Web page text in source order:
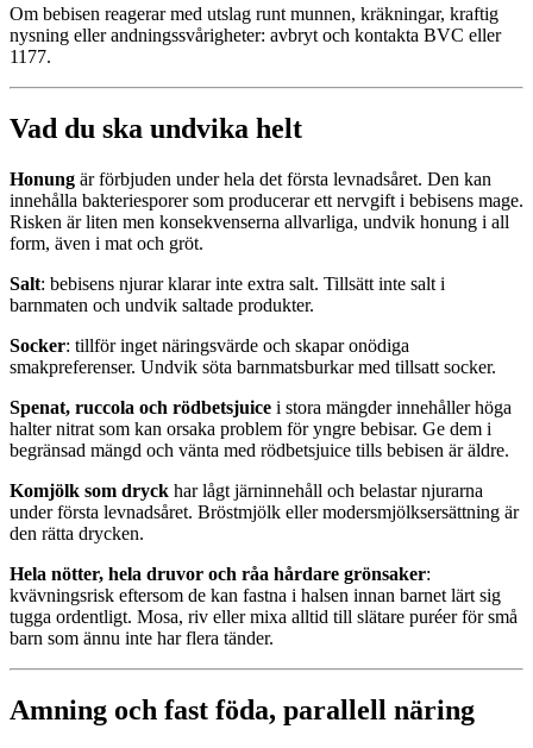
Om bebisen reagerar med utslag runt munnen, kräkningar, kraftig
nysning eller andningssvårigheter: avbryt och kontakta BVC eller
1177.
Vad du ska undvika helt
Honung är förbjuden under hela det första levnadsåret. Den kan
innehålla bakteriesporer som producerar ett nervgift i bebisens mage.
Risken är liten men konsekvenserna allvarliga, undvik honung i all
form, även i mat och gröt.
Salt: bebisens njurar klarar inte extra salt. Tillsätt inte salt i
barnmaten och undvik saltade produkter.
Socker: tillför inget näringsvärde och skapar onödiga
smakpreferenser. Undvik söta barnmatsburkar med tillsatt socker.
Spenat, ruccola och rödbetsjuice i stora mängder innehåller höga
halter nitrat som kan orsaka problem för yngre bebisar. Ge dem i
begränsad mängd och vänta med rödbetsjuice tills bebisen är äldre.
Komjölk som dryck har lågt järninnehåll och belastar njurarna
under första levnadsåret. Bröstmjölk eller modersmjölksersättning är
den rätta drycken.
Hela nötter, hela druvor och råa hårdare grönsaker:
kvävningsrisk eftersom de kan fastna i halsen innan barnet lärt sig
tugga ordentligt. Mosa, riv eller mixa alltid till slätare puréer för små
barn som ännu inte har flera tänder.
Amning och fast föda, parallell näring